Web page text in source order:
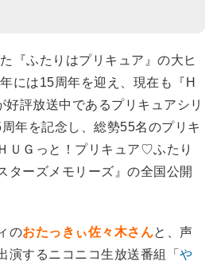
『ふたりはプリキュア』の大ヒ
には15周年を迎え、現在も『H
評放送中であるプリキュアシリ
年を記念し、総勢55名のプリキ
ＵＧっと！プリキュア♡ふたり
ーズメモリーズ』の全国公開
のおたっきぃ佐々木さんと、声
演するニコニコ生放送番組「 や